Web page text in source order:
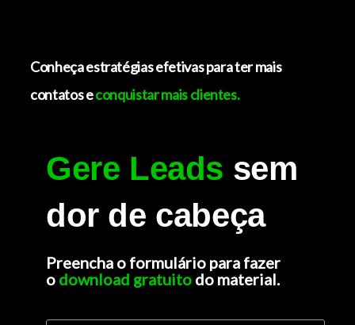
Conheça estratégias efetivas para ter mais
contatos econquistar mais clientes.
Gere Leads sem
dor de cabeça
Preencha o formulário para fazer
o download gratuito do material.